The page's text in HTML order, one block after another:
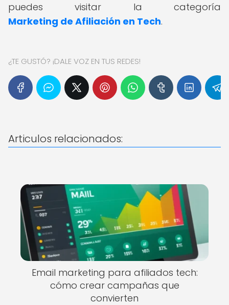
puedes visitar la categoría
Marketing de Afiliación en Tech.
¿TE GUSTÓ? ¡DALE VOZ EN TUS REDES!
Articulos relacionados:
Email marketing para afiliados tech:
cómo crear campañas que
convierten